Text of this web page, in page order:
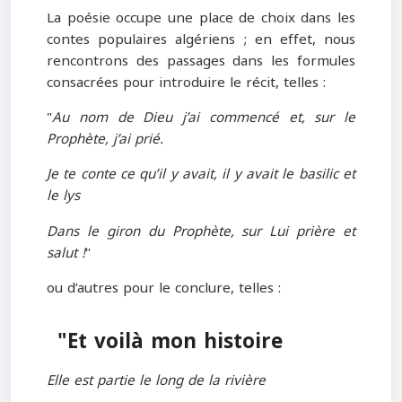
La poésie occupe une place de choix dans les
contes populaires algériens ; en effet, nous
rencontrons des passages dans les formules
consacrées pour introduire le récit, telles :
"Au nom de Dieu j’ai commencé et, sur le
Prophète, j’ai prié.
Je te conte ce qu’il y avait, il y avait le basilic et
le lys
Dans le giron du Prophète, sur Lui prière et
salut !"
ou d’autres pour le conclure, telles :
"Et voilà mon histoire
Elle est partie le long de la rivière